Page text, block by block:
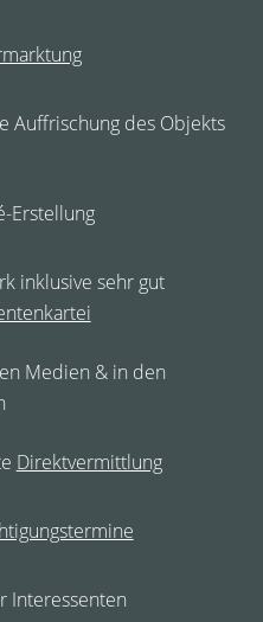
Auffrischung des Objekts
Erstellung
inklusive sehr gut
Medien & in den
Direktvermittlung
Interessenten